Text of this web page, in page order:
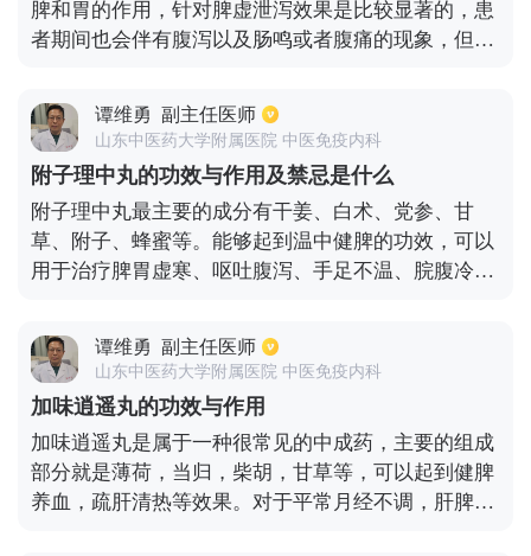
话也可以在医生的指导下服用此药物。
脾和胃的作用，针对脾虚泄泻效果是比较显著的，患
者期间也会伴有腹泻以及肠鸣或者腹痛的现象，但此
现腹部胀痛，这种情况也要禁止使用，在服用药物期
间要禁止吃寒凉食物，也要避免暴饮暴食，平时可以
多补充健脾的食物，比如鸡肉或者牛肉等。
谭维勇 副主任医师
山东中医药大学附属医院 中医免疫内科
附子理中丸的功效与作用及禁忌是什么
附子理中丸最主要的成分有干姜、白术、党参、甘
草、附子、蜂蜜等。能够起到温中健脾的功效，可以
用于治疗脾胃虚寒、呕吐腹泻、手足不温、脘腹冷痛
化的食物，另外感冒和发热的患者也不可以服用。除
此以外，过敏体质、孕妇、高血压、糖尿病、肝病、
心脏病患者要慎重使用。
谭维勇 副主任医师
山东中医药大学附属医院 中医免疫内科
加味逍遥丸的功效与作用
加味逍遥丸是属于一种很常见的中成药，主要的组成
部分就是薄荷，当归，柴胡，甘草等，可以起到健脾
养血，疏肝清热等效果。对于平常月经不调，肝脾不